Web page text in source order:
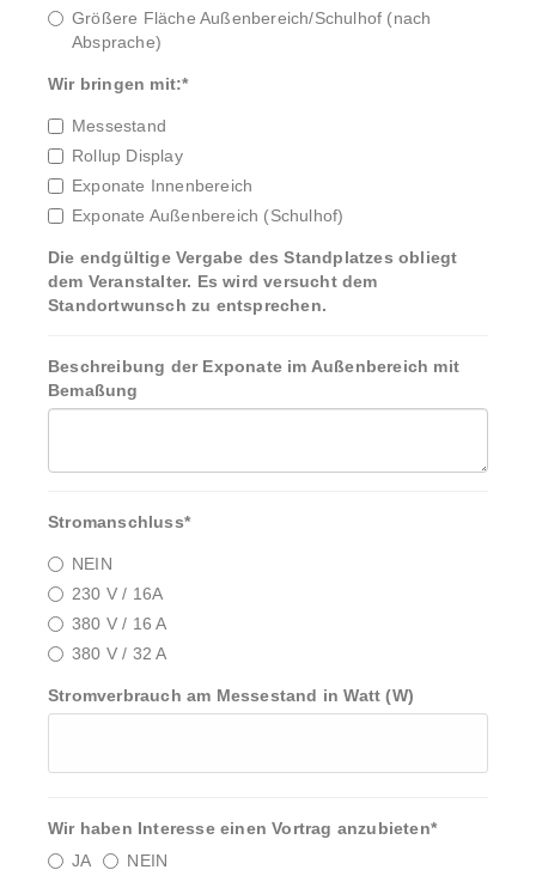
Größere Fläche Außenbereich/Schulhof (nach
Absprache)
Wir bringen mit:*
Messestand
Rollup Display
Exponate Innenbereich
Exponate Außenbereich (Schulhof)
Die endgültige Vergabe des Standplatzes obliegt
dem Veranstalter. Es wird versucht dem
Standortwunsch zu entsprechen.
Beschreibung der Exponate im Außenbereich mit
Bemaßung
Stromanschluss*
NEIN
230 V / 16A
380 V / 16 A
380 V / 32 A
Stromverbrauch am Messestand in Watt (W)
Wir haben Interesse einen Vortrag anzubieten*
JA
NEIN